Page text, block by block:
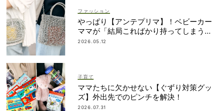
ファッション
やっぱり【アンテプリマ】！ベビーカー
ママが「結局こればかり持ってしまう」
納得の理由
2026.05.12
子育て
ママたちに欠かせない【ぐずり対策グッ
ズ】外出先でのピンチを解決！
2026.07.31